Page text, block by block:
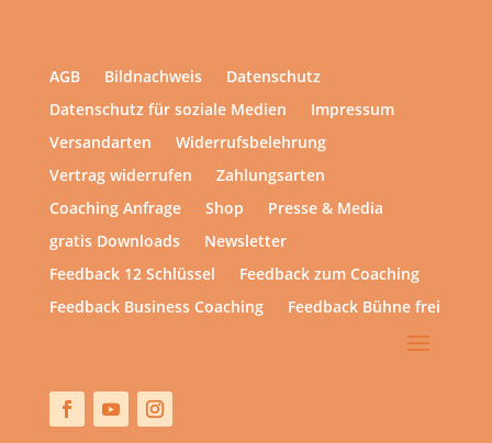
AGB Bildnachweis
Datenschutz
Datenschutz für soziale Medien
Impressum
Versandarten
Widerrufsbelehrung
Vertrag widerrufen
Zahlungsarten
Coaching Anfrage
Shop
Presse & Media
gratis Downloads
Newsletter
Feedback 12 Schlüssel
Feedback zum Coaching
Feedback Business Coaching
Feedback Bühne frei